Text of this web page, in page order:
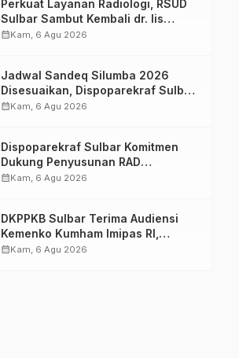
Perkuat Layanan Radiologi, RSUD
Sulbar Sambut Kembali dr. Iis
Imelda, Sp.Rad
calendar_monthKam, 6 Agu 2026
Jadwal Sandeq Silumba 2026
Disesuaikan, Dispoparekraf Sulbar
Pastikan Persiapan Tetap
calendar_monthKam, 6 Agu 2026
Dispoparekraf Sulbar Komitmen
Dukung Penyusunan RAD
TPB/SDGs Sulawesi Barat
calendar_monthKam, 6 Agu 2026
DKPPKB Sulbar Terima Audiensi
Kemenko Kumham Imipas RI,
Perkuat Pelayanan Kesehatan bagi
calendar_monthKam, 6 Agu 2026